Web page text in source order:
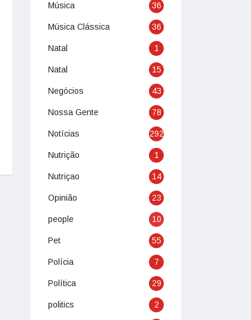
Música 36
Música Clássica 36
Natal 1
Natal 15
Negócios 43
Nossa Gente 78
Notícias 292
Nutrição 1
Nutriçao 14
Opinião 23
people 10
Pet 55
Polícia 7
Política 29
politics 2